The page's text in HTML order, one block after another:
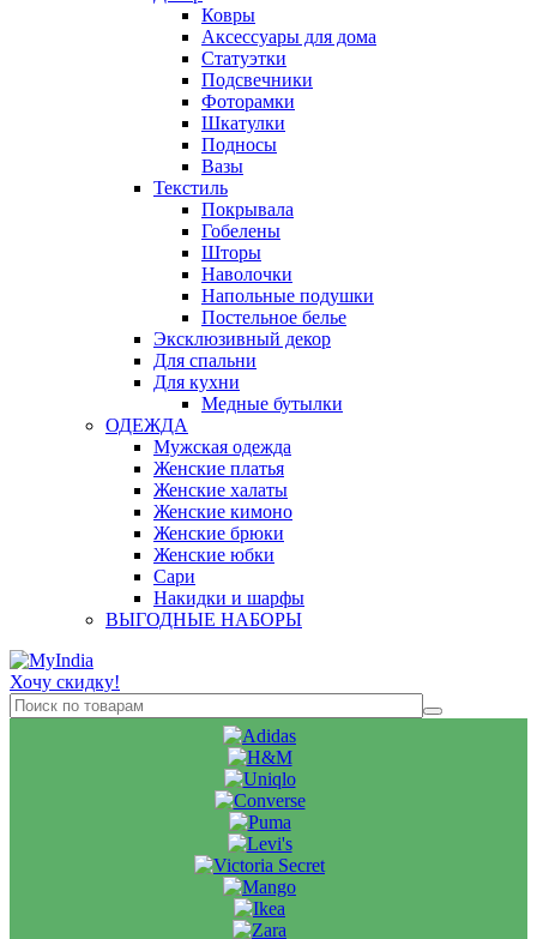
Ковры
Аксессуары для дома
Статуэтки
Подсвечники
Фоторамки
Шкатулки
Подносы
Вазы
Текстиль
Покрывала
Гобелены
Шторы
Наволочки
Напольные подушки
Постельное белье
Эксклюзивный декор
Для спальни
Для кухни
Медные бутылки
ОДЕЖДА
Мужская одежда
Женские платья
Женские халаты
Женские кимоно
Женские брюки
Женские юбки
Сари
Накидки и шарфы
ВЫГОДНЫЕ НАБОРЫ
Хочу скидку!